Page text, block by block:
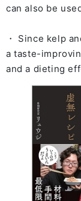
can also be
・ Since kelp
a taste-